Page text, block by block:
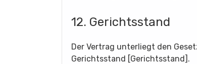
12. Gerichtsstand
Der Vertrag unterliegt den
Gerichtsstand [Gerichtsstand].